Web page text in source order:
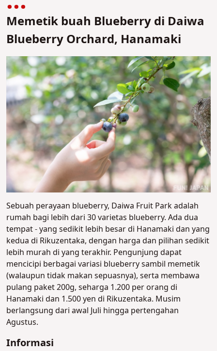
Memetik buah Blueberry di Daiwa
Blueberry Orchard, Hanamaki
Sebuah perayaan blueberry, Daiwa Fruit Park adalah
rumah bagi lebih dari 30 varietas blueberry. Ada dua
tempat - yang sedikit lebih besar di Hanamaki dan yang
kedua di Rikuzentaka, dengan harga dan pilihan sedikit
lebih murah di yang terakhir. Pengunjung dapat
mencicipi berbagai variasi blueberry sambil memetik
(walaupun tidak makan sepuasnya), serta membawa
pulang paket 200g, seharga 1.200 per orang di
Hanamaki dan 1.500 yen di Rikuzentaka. Musim
berlangsung dari awal Juli hingga pertengahan
Agustus.
Informasi